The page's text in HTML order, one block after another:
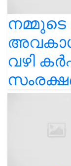
വഴി